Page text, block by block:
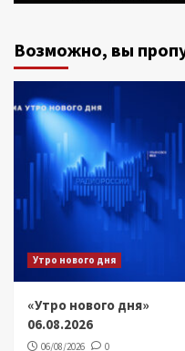
Возможно, вы
Утро нового дня
«Утро нового дня»
06.08.2026
06/08/2026 0